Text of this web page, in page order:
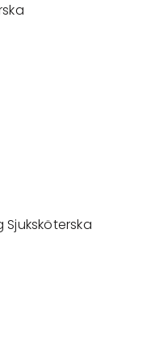
Sjuksköterska